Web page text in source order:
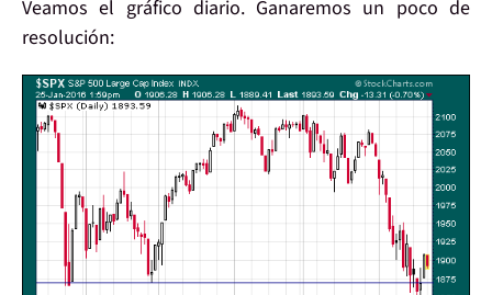
Veamos el gráfico diario. Ganaremos un poco de
resolución: